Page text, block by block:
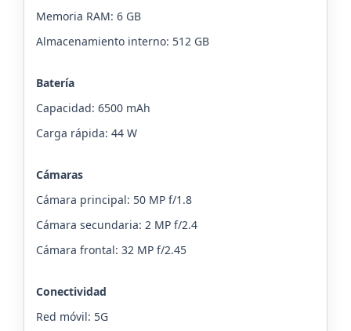
Memoria RAM: 6 GB
Almacenamiento interno: 512 GB
Batería
Capacidad: 6500 mAh
Carga rápida: 44 W
Cámaras
Cámara principal: 50 MP f/1.8
Cámara secundaria: 2 MP f/2.4
Cámara frontal: 32 MP f/2.45
Conectividad
Red móvil: 5G